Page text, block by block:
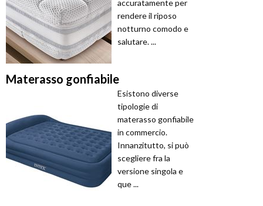
accuratamente per
rendere il riposo
notturno comodo e
salutare. ...
Materasso gonfiabile
Esistono diverse
tipologie di
materasso gonfiabile
in commercio.
Innanzitutto, si può
scegliere fra la
versione singola e
que ...